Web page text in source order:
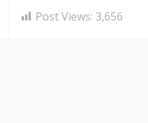
Post Views: 3,656